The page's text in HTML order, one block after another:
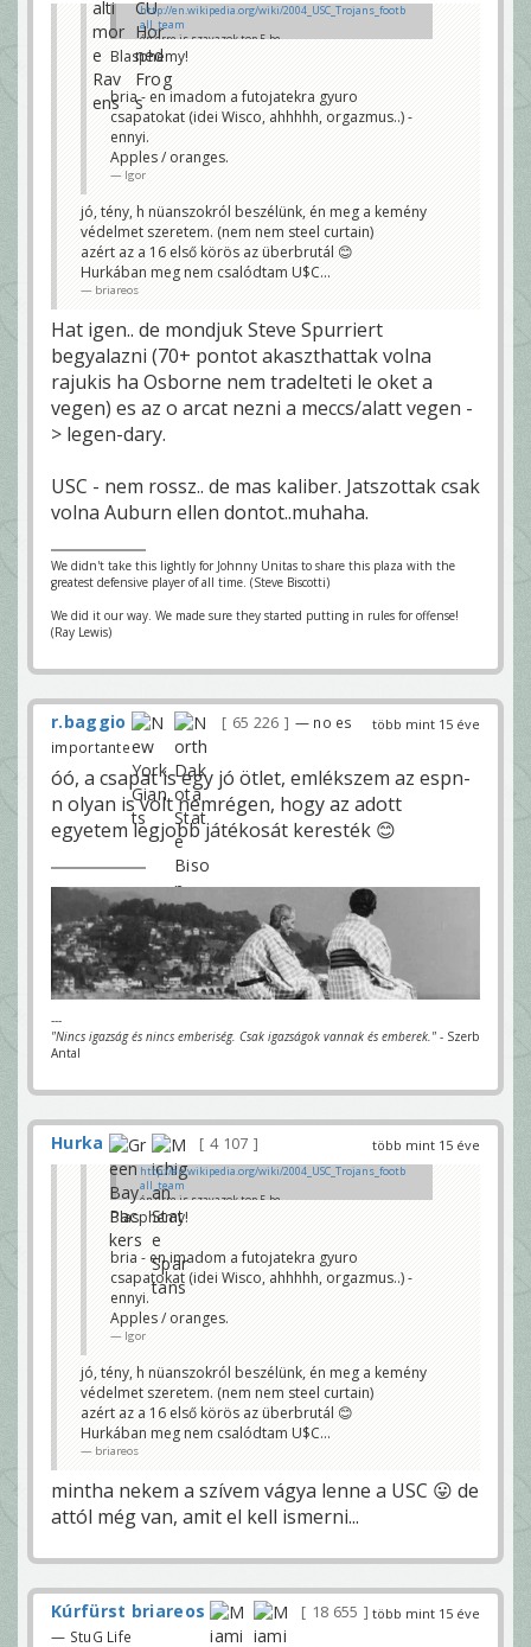
http://en.wikipedia.org/wiki/2004_USC_Trojans_footb
all_team
én erre is szavazok top 5-be
Hurka
Blasphemy!
bria - en imadom a futojatekra gyuro
csapatokat (idei Wisco, ahhhhh, orgazmus..) -
ennyi.
Apples / oranges.
Igor
jó, tény, h nüanszokról beszélünk, én meg a kemény
védelmet szeretem. (nem nem steel curtain)
azért az a 16 első körös az überbrutál 😊
Hurkában meg nem csalódtam U$C...
briareos
Hat igen.. de mondjuk Steve Spurriert
begyalazni (70+ pontot akaszthattak volna
rajukis ha Osborne nem tradelteti le oket a
vegen) es az o arcat nezni a meccs/alatt vegen -
> legen-dary.
USC - nem rossz.. de mas kaliber. Jatszottak csak
volna Auburn ellen dontot..muhaha.
We didn't take this lightly for Johnny Unitas to share this plaza with the
greatest defensive player of all time. (Steve Biscotti)
We did it our way. We made sure they started putting in rules for offense!
(Ray Lewis)
több mint 15 éve
r.baggio 65 226
— no es
importante
óó, a csapat is egy jó ötlet, emlékszem az espn-
n olyan is volt nemrégen, hogy az adott
egyetem legjobb játékosát keresték 😊
---
"Nincs igazság és nincs emberiség. Csak igazságok vannak és emberek." - Szerb
Antal
több mint 15 éve
Hurka 4 107
http://en.wikipedia.org/wiki/2004_USC_Trojans_footb
all_team
én erre is szavazok top 5-be
Hurka
Blasphemy!
bria - en imadom a futojatekra gyuro
csapatokat (idei Wisco, ahhhhh, orgazmus..) -
ennyi.
Apples / oranges.
Igor
jó, tény, h nüanszokról beszélünk, én meg a kemény
védelmet szeretem. (nem nem steel curtain)
azért az a 16 első körös az überbrutál 😊
Hurkában meg nem csalódtam U$C...
briareos
mintha nekem a szívem vágya lenne a USC 😛 de
attól még van, amit el kell ismerni...
több mint 15 éve
Kúrfürst briareos 18 655
— StuG Life